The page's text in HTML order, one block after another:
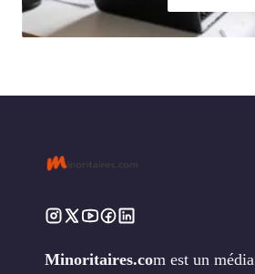
Minoritaires.com est un média